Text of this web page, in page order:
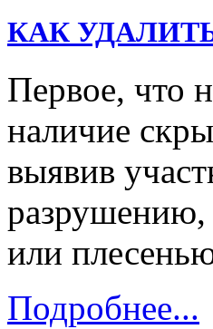
КАК
Первое, что
наличие
выявив
разрушению,
или
Подробнее...